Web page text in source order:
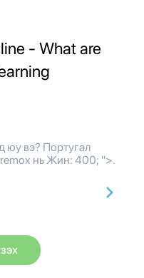
- What are
юу вэ? Португал
remox нь Жин: 400; ">.